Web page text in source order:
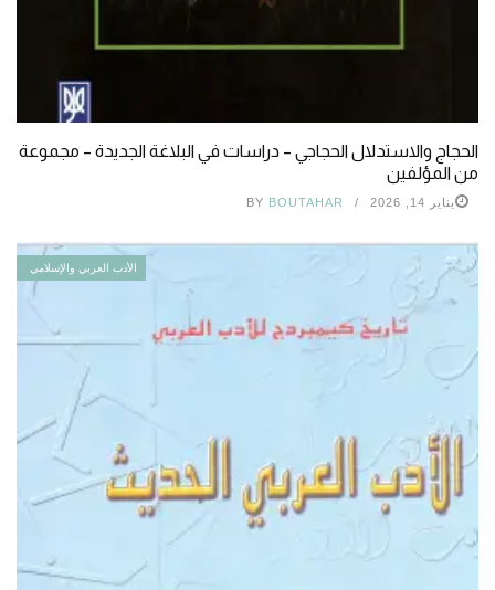
الحجاج والاستدلال الحجاجي – دراسات في البلاغة الجديدة – مجموعة
من المؤلفين
يناير 14, 2026 BY BOUTAHAR
الأدب العربي والإسلامي